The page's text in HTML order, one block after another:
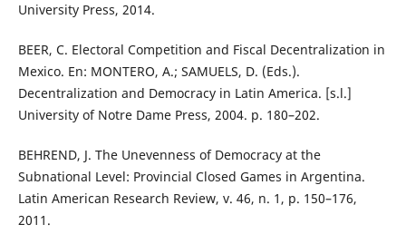
University Press, 2014.
BEER, C. Electoral Competition and Fiscal Decentralization in
Mexico. En: MONTERO, A.; SAMUELS, D. (Eds.).
Decentralization and Democracy in Latin America. [s.l.]
University of Notre Dame Press, 2004. p. 180–202.
BEHREND, J. The Unevenness of Democracy at the
Subnational Level: Provincial Closed Games in Argentina.
Latin American Research Review, v. 46, n. 1, p. 150–176,
2011.